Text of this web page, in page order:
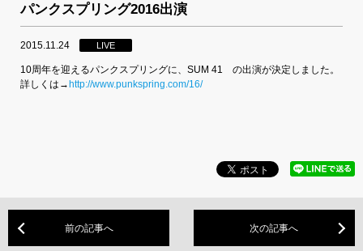
パンクスプリング2016出演
2015.11.24 LIVE
10周年を迎えるパンクスプリングに、SUM 41 の出演が決定しました。
詳しくは→http://www.punkspring.com/16/
前の記事へ 次の記事へ